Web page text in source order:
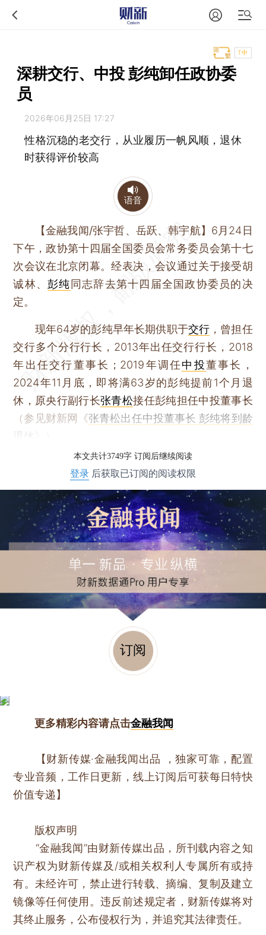
T中
深耕交行、中投 彭纯卸任政协委
员
2026年06月25日 17:27
性格沉稳的老交行，从业履历一帆风顺，退休
时获得评价较高
语音
【金融我闻/张宇哲、岳跃、韩宇航】 6月24日
下午，政协第十四届全国委员会常务委员会第十七
次会议在北京闭幕。经表决，会议通过关于接受胡
诚林、彭纯 同志辞去第十四届全国政协委员的决
定。
现年64岁的彭纯早年长期供职于交行 ，曾担任
交行多个分行行长，2013年出任交行行长，2018
年出任交行董事长；2019年调任中投董事长，
2024年11月底，即将满63岁的彭纯提前1个月退
休，原央行副行长张青松接任彭纯担任中投董事长
（参见财新网《张青松出任中投董事长 彭纯将到龄
退休
本文共计3749字 订阅后继续阅读
登录 后获取已订阅的阅读权限
订阅
更多精彩内容请点击金融我闻
【财新传媒·金融我闻出品 ，独家可靠，配置
专业音频，工作日更新，线上订阅后可获每日特快
价值专递】
版权声明
“金融我闻”由财新传媒出品，所刊载内容之知
识产权为财新传媒及/或相关权利人专属所有或持
有。未经许可，禁止进行转载、摘编、复制及建立
镜像等任何使用。违反前述规定者，财新传媒将对
其终止服务，公布侵权行为，并追究其法律责任。